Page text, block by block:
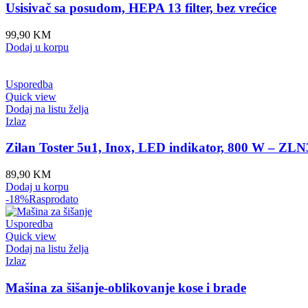
Usisivač sa posudom, HEPA 13 filter, bez vrećice
99,90 KM
Dodaj u korpu
Usporedba
Quick view
Dodaj na listu želja
Izlaz
Zilan Toster 5u1, Inox, LED indikator, 800 W –
89,90 KM
Dodaj u korpu
-18%Rasprodato
Usporedba
Quick view
Dodaj na listu želja
Izlaz
Mašina za šišanje-oblikovanje kose i brade